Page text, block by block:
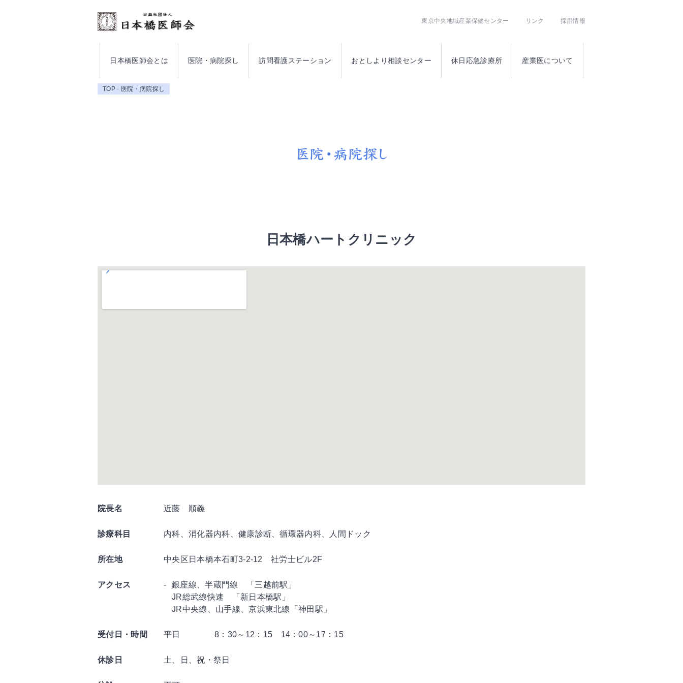
日本橋医師会とは 医院・病院探し 訪問看護ステーション おとしより相談センター 休日応急診療所 産業医について
東京中央地域産業保健センター リンク 採用情報
TOP 医院・病院探し
日本橋ハートクリニック
院長名 近藤 順義
診療科目 内科、消化器内科、健康診断、循環器内科、人間ドック
所在地 中央区日本橋本石町3-2-12 社労士ビル2F
アクセス
銀座線、半蔵門線 「三越前駅」
JR総武線快速 「新日本橋駅」
JR中央線、山手線、京浜東北線「神田駅」
受付日・時間 平日 8：30～12：15 14：00～17：15
休診日 土、日、祝・祭日